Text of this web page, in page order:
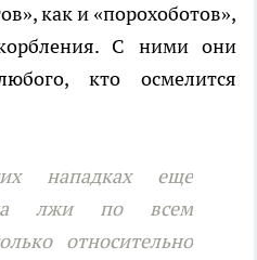
как и «порохоботов»,
С ними они
кто осмелится
нападках еще
лжи по всем
относительно